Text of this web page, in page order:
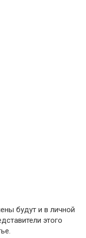
будут и в личной
этого